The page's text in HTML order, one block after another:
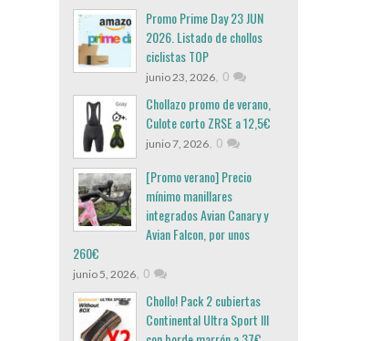
Promo Prime Day 23 JUN
2026. Listado de chollos
ciclistas TOP
junio 23, 2026, 0
Chollazo promo de verano,
Culote corto ZRSE a 12,5€
junio 7, 2026, 0
[Promo verano] Precio
mínimo manillares
integrados Avian Canary y
Avian Falcon, por unos
260€
junio 5, 2026, 0
Chollo! Pack 2 cubiertas
Continental Ultra Sport III